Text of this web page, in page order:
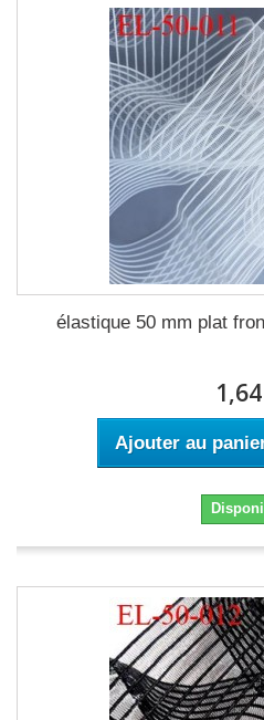
élastique 50 mm plat
Ajouter au